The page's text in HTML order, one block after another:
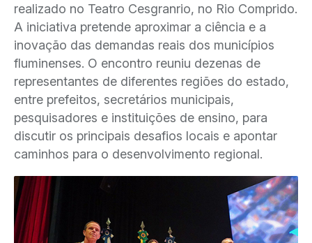
realizado no Teatro Cesgranrio, no Rio Comprido.
A iniciativa pretende aproximar a ciência e a
inovação das demandas reais dos municípios
fluminenses. O encontro reuniu dezenas de
representantes de diferentes regiões do estado,
entre prefeitos, secretários municipais,
pesquisadores e instituições de ensino, para
discutir os principais desafios locais e apontar
caminhos para o desenvolvimento regional.